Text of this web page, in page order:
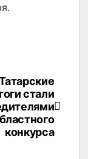
стали
конкурса